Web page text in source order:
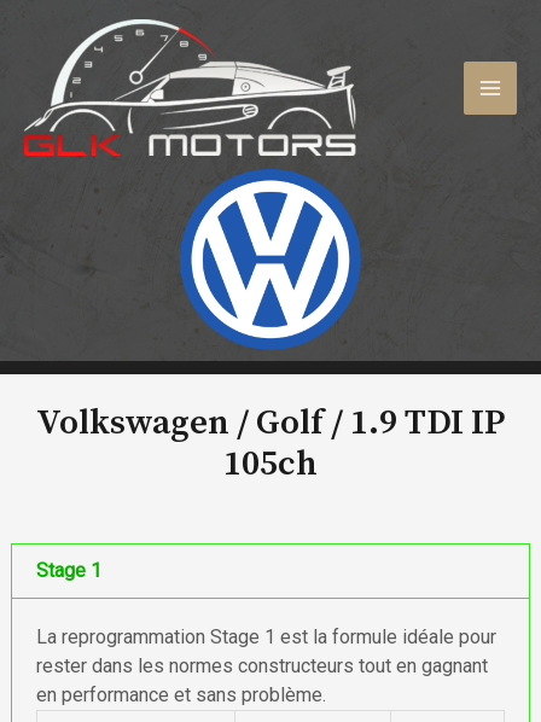
contenu
Volkswagen / Golf / 1.9 TDI IP
105ch
Stage 1
La reprogrammation Stage 1 est la formule idéale pour
rester dans les normes constructeurs tout en gagnant
en performance et sans problème.